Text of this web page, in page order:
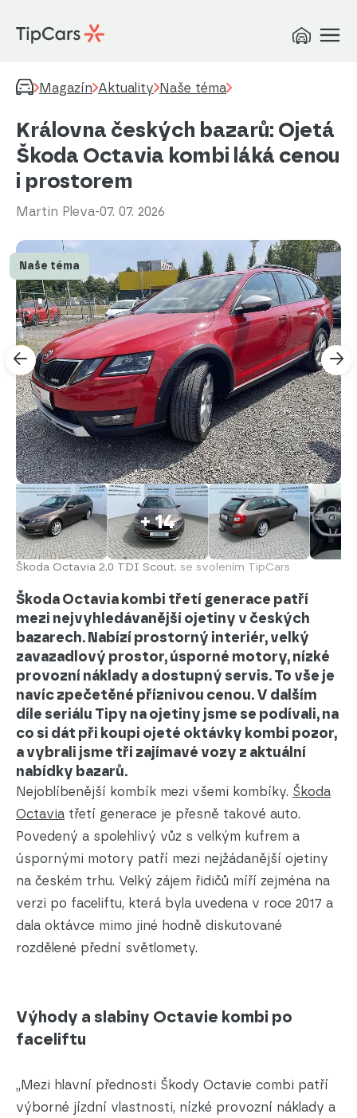
Magazín Aktuality Naše téma
Královna českých bazarů: Ojetá
Škoda Octavia kombi láká cenou
i prostorem
Martin Pleva-07. 07. 2026
+ 14
Škoda Octavia 2.0 TDI Scout. se svolením TipCars
Naše téma
Škoda Octavia kombi třetí generace patří
mezi nejvyhledávanější ojetiny v českých
bazarech. Nabízí prostorný interiér, velký
zavazadlový prostor, úsporné motory, nízké
provozní náklady a dostupný servis. To vše je
navíc zpečetěné příznivou cenou. V dalším
díle seriálu Tipy na ojetiny jsme se podívali, na
co si dát při koupi ojeté oktávky kombi pozor,
a vybrali jsme tři zajímavé vozy z aktuální
nabídky bazarů.
Nejoblíbenější kombík mezi všemi kombíky. Škoda
Octavia třetí generace je přesně takové auto.
Povedený a spolehlivý vůz s velkým kufrem a
úspornými motory patří mezi nejžádanější ojetiny
na českém trhu. Velký zájem řidičů míří zejména na
verzi po faceliftu, která byla uvedena v roce 2017 a
dala oktávce mimo jiné hodně diskutované
rozdělené přední světlomety.
Výhody a slabiny Octavie kombi po
faceliftu
„Mezi hlavní přednosti Škody Octavie combi patří
výborné jízdní vlastnosti, nízké provozní náklady a